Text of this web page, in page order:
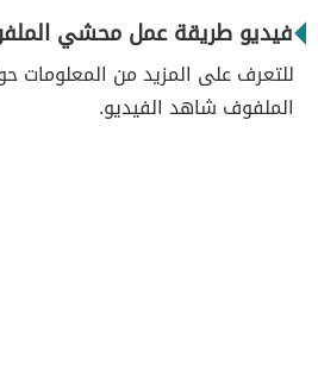
فيديو طريقة عمل محشي
للتعرف على المزيد من
الملفوف شاهد الفيديو.